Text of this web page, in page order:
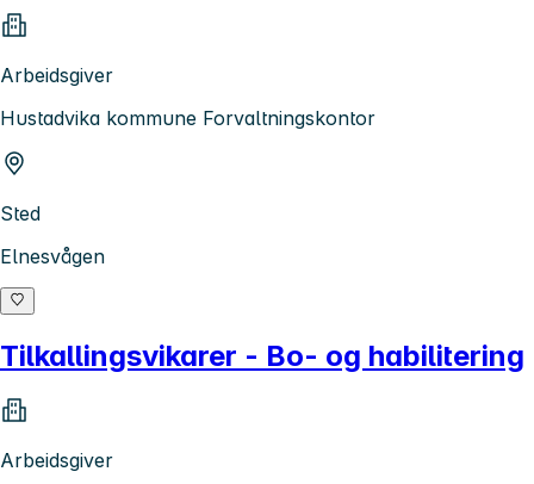
Arbeidsgiver
Hustadvika kommune Forvaltningskontor
Sted
Elnesvågen
Tilkallingsvikarer - Bo- og habilitering
Arbeidsgiver